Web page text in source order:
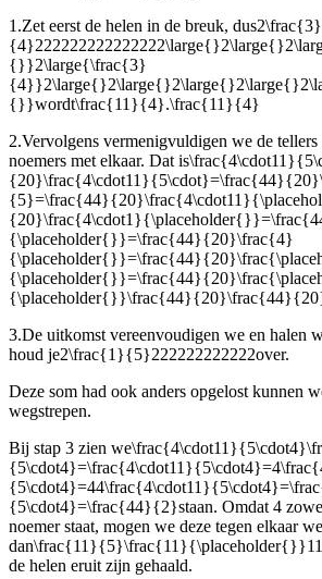
1.Zet eerst de helen in de breuk, dus2\frac{3}
{}}2\large{\frac{3}
{}}wordt\frac{11}{4}.\frac{11}{4}
2.Vervolgens vermenigvuldigen we de tellers
noemers met elkaar. Dat is
{\placeholder{}}=\frac{44}{20}\frac{4}
3.De uitkomst vereenvoudigen we en halen
houd je2\frac{1}{5}222222222222over.
Deze som had ook anders opgelost kunnen
wegstrepen.
Bij stap 3 zien we
{5\cdot4}=\frac{44}{2}staan. Omdat 4
noemer staat, mogen we deze tegen elkaar
dan
de helen eruit zijn gehaald.